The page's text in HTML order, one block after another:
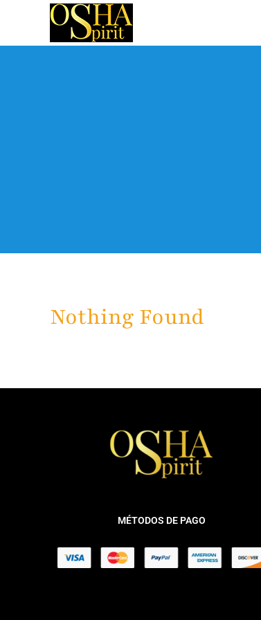
Nothing Found
MÉTODOS DE PAGO